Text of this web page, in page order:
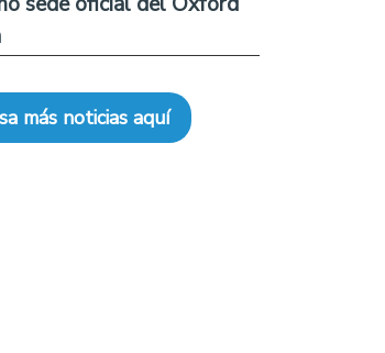
más noticias aquí